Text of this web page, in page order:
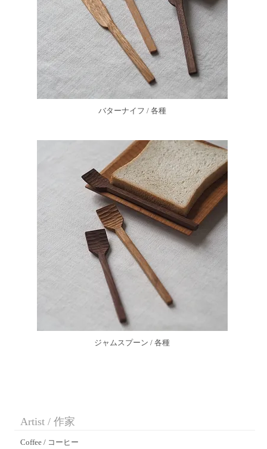
バターナイフ / 各種
ジャムスプーン / 各種
Artist / 作家
Coffee / コーヒー